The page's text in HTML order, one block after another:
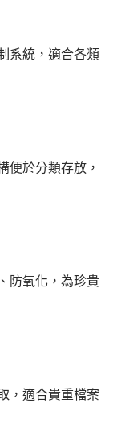
系統，適合各類
便於分類存放，
防氧化，為珍貴
，適合貴重檔案